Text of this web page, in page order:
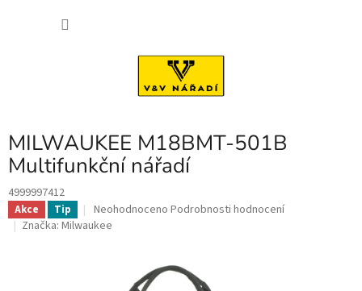
MILWAUKEE M18BMT-501B
Multifunkční nářadí
4999997412
Akce Tip
Průměrné
hodnocení
Neohodnoceno Podrobnosti hodnocení
Značka: Milwaukee